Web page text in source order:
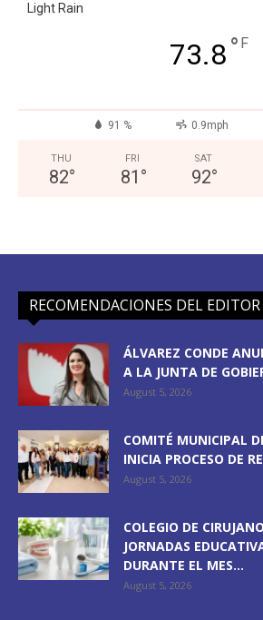
Light Rain
73.8° F
91 % 0.9mph
THU
82°
FRI
81 °
SAT
92°
RECOMENDACIONES DEL EDITOR
ÁLVAREZ CONDE
A LA JUNTA DE
August 5, 2026
COMITÉ MUNICIPAL
INICIA PROCESO DE
August 5, 2026
COLEGIO DE
JORNADAS
DURANTE EL MES...
August 5, 2026